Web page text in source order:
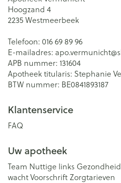
Hoogzand 4
2235Westmeerbeek
Telefoon: 016 69 89 96
E-mailadres: apo.vermunicht@
APB nummer: 131604
Apotheek titularis: Stephanie
BTW nummer: BE0841893187
Klantenservice
FAQ
Uw apotheek
Team Nuttige links
wachtVoorschriftZorgtarieven